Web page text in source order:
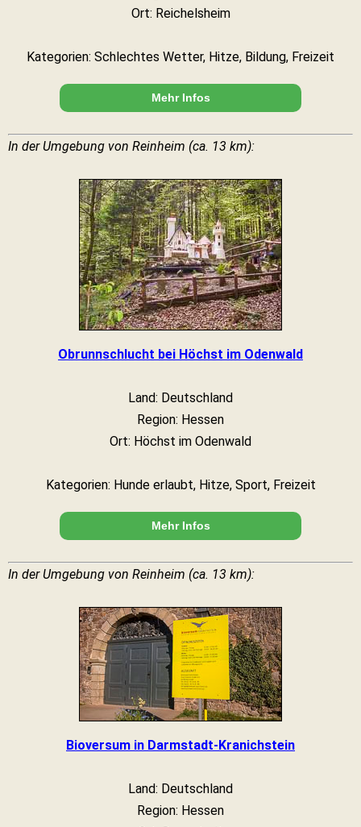
Ort: Reichelsheim
Kategorien: Schlechtes Wetter, Hitze, Bildung, Freizeit
Mehr Infos
In der Umgebung von Reinheim (ca. 13 km):
Obrunnschlucht bei Höchst im Odenwald
Land: Deutschland
Region: Hessen
Ort: Höchst im Odenwald
Kategorien: Hunde erlaubt, Hitze, Sport, Freizeit
Mehr Infos
In der Umgebung von Reinheim (ca. 13 km):
Bioversum in Darmstadt-Kranichstein
Land: Deutschland
Region: Hessen